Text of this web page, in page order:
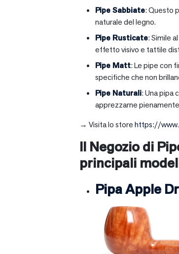
Pipe Sabbiate: Questo
naturale del legno.
Pipe Rusticate: Simile
effetto visivo e tattile
Pipe Matt: Le pipe con
specifiche che non
Pipe Naturali: Una pipa
apprezzarne
→ Visita lo storehttps://
Il Negozio di
principali
Pipa Apple